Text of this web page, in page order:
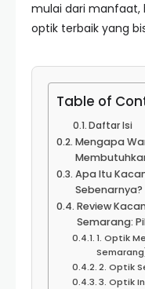
mulai dari manfaat,
optik terbaik yang
Table of
Daftar Isi
Mengapa
Apa Itu
Sebenarnya?
Review
Semarang:
1. Optik
2. Optik
3. Optik